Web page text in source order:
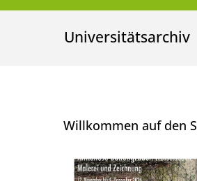
Universitätsarchiv
Willkommen auf den